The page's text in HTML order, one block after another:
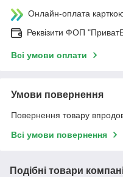
Онлайн-оплата
Реквізити ФОП
Всі умови оплати
Умови повернення
Повернення товару
Всі умови повернення
Подібні товари